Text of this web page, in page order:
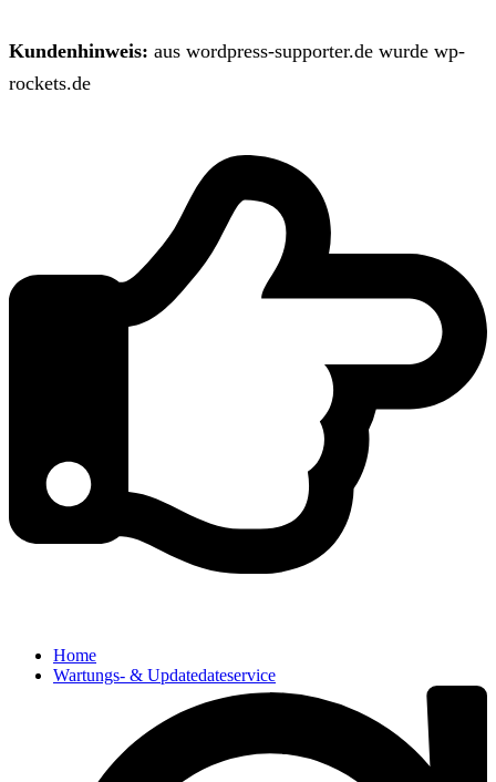
Kundenhinweis: aus wordpress-supporter.de wurde wp-
rockets.de
Home
Wartungs- & Updatedateservice